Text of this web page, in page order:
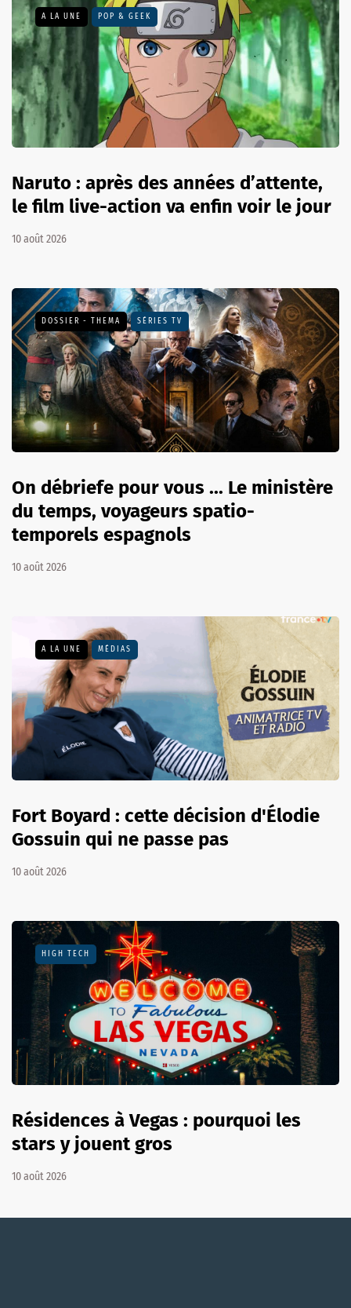
A LA UNE POP & GEEK
Naruto : après des années d’attente,
le film live-action va enfin voir le jour
10 août 2026
DOSSIER - THEMA SÉRIES TV
On débriefe pour vous ... Le ministère
du temps, voyageurs spatio-
temporels espagnols
10 août 2026
A LA UNE MÉDIAS
Fort Boyard : cette décision d'Élodie
Gossuin qui ne passe pas
10 août 2026
HIGH TECH
Résidences à Vegas : pourquoi les
stars y jouent gros
10 août 2026